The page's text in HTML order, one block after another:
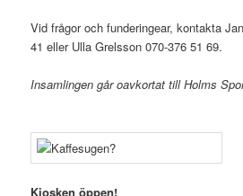
Vid frågor och funderingear, kontakta
41 eller Ulla Grelsson 070-376 51 69.
Insamlingen går oavkortat till Holms
Kiosken öppen!